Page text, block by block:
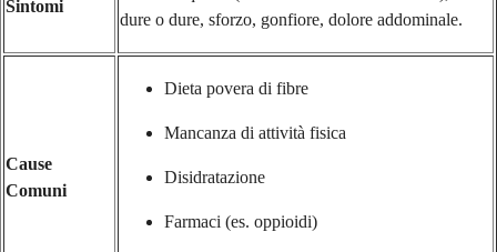
Sintomi
dure o dure, sforzo, gonfiore, dolore addominale.
Cause
Comuni
Dieta povera di fibre
Mancanza di attività fisica
Disidratazione
Farmaci (es. oppioidi)